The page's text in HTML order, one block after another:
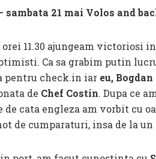
sambata 21 mai Volos and
11.30 ajungeam victoriosi
Ca sa grabim putin
pentru check.in iar eu,
de Chef Costin. Dupa ce
cata engleza am vorbit cu
de cumparaturi, insa de la